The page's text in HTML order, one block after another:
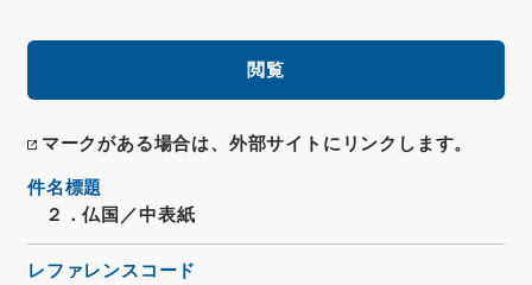
閲覧
マークがある場合は、外部サイトにリンクします。
件名標題
２．仏国／中表紙
レファレンスコード